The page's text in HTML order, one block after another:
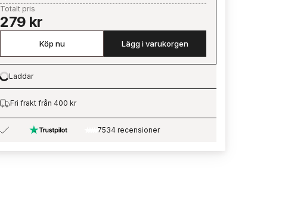
Totalt pris
279 kr
Köp nu Lägg i varukorgen
Loading…
Laddar
Fri frakt från 400 kr
7534 recensioner